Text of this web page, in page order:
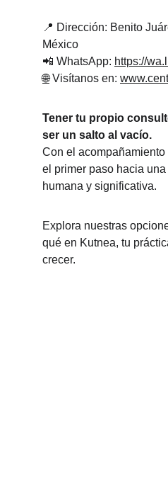
📍 Dirección: Benito
México
📲 WhatsApp: https://
🌐 Visítanos en:
Tener tu propio
ser un salto al vacío.
Con el
el primer paso hacia
humana y significativa.
Explora nuestras
qué en Kutnea, tu
crecer.